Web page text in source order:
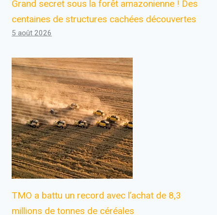
Grand secret sous la forêt amazonienne ! Des
centaines de structures cachées découvertes
5 août 2026
TMO a battu un record avec l’achat de 8,3
millions de tonnes de céréales